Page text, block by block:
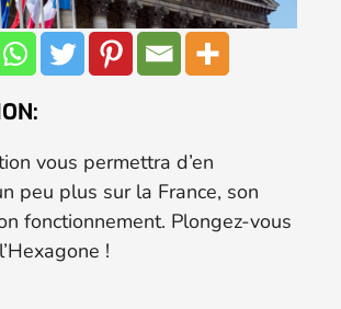
vous permettra d’en
peu plus sur la France, son
fonctionnement. Plongez-vous
!